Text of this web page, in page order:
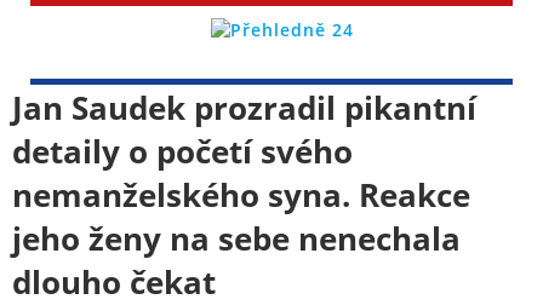
Jan Saudek prozradil pikantní
detaily o početí svého
nemanželského syna. Reakce
jeho ženy na sebe nenechala
dlouho čekat